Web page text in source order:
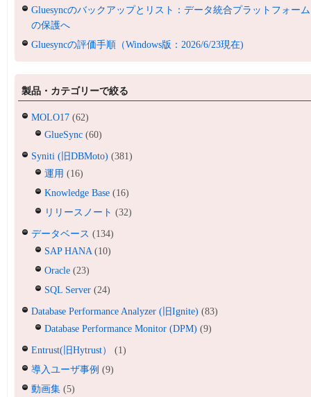
Gluesyncのバックアップとリスト：データ統合プラットフォーム
の保護へ
Gluesyncの評価手順（Windows版：2026/6/23現在)
製品・カテゴリーで絞る
MOLO17 (62)
GlueSync (60)
Syniti (旧DBMoto) (381)
運用 (16)
Knowledge Base (16)
リリースノート (32)
データベース (134)
SAP HANA(10)
Oracle (23)
SQL Server (24)
Database Performance Analyzer (旧Ignite) (83)
Database Performance Monitor (DPM) (9)
Entrust(旧Hytrust）
(1)
導入ユーザ事例 (9)
動画集 (5)